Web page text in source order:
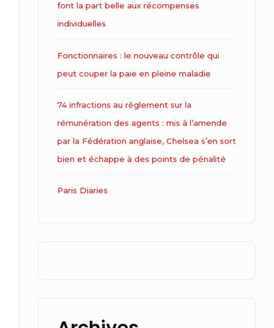
font la part belle aux récompenses
individuelles
Fonctionnaires : le nouveau contrôle qui
peut couper la paie en pleine maladie
74 infractions au règlement sur la
rémunération des agents : mis à l’amende
par la Fédération anglaise, Chelsea s’en sort
bien et échappe à des points de pénalité
Paris Diaries